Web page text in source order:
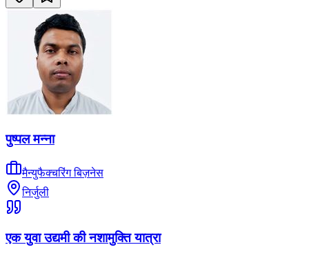
पुष्पल मन्ना
मैन्युफैक्चरिंग बिज़नेस
निर्जुली
एक युवा उद्यमी की नशामुक्ति यात्रा